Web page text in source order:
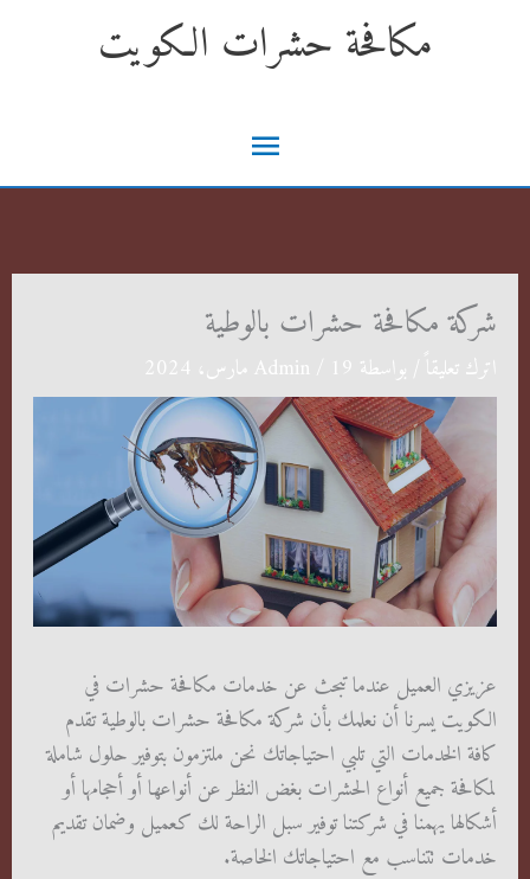
مكافحة حشرات الكويت
القائمة
الرئيسية
شركة مكافحة حشرات بالوطية
اترك تعليقاً / بواسطة Admin 19 مارس، 2024
عزيزي العميل عندما تبحث عن خدمات مكافحة حشرات في
الكويت يسرنا أن نعلمك بأن شركة مكافحة حشرات بالوطية تقدم
كافة الخدمات التي تلبي احتياجاتك نحن ملتزمون بتوفير حلول شاملة
لمكافحة جميع أنواع الحشرات بغض النظر عن أنواعها أو أحجامها أو
أشكالها يهمنا في شركتنا توفير سبل الراحة لك كعميل وضمان تقديم
خدمات تتناسب مع احتياجاتك الخاصة.